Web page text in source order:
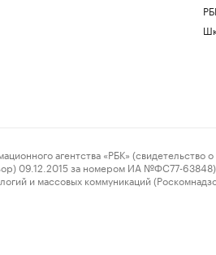
агентства «РБК» (свидетельство о
09.12.2015 за номером ИА №ФС77-63848)
и массовых коммуникаций